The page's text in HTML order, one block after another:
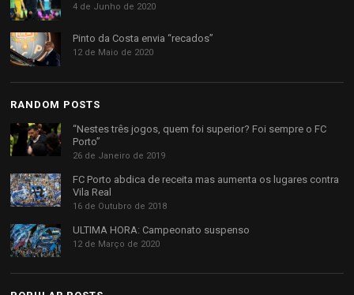
4 de Junho de 2020
Pinto da Costa envia “recados”
12 de Maio de 2020
RANDOM POSTS
“Nestes três jogos, quem foi superior? Foi sempre o FC
Porto”
26 de Janeiro de 2019
FC Porto abdica de receita mas aumenta os lugares contra
Vila Real
16 de Outubro de 2018
ULTIMA HORA: Campeonato suspenso
12 de Março de 2020